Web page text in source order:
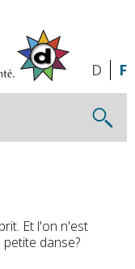
D F
Et l'on n'est
danse?